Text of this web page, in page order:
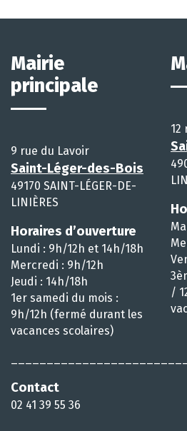
Mairie
principale
9 rue du Lavoir
Saint-Léger-des-Bois
49170 SAINT-LÉGER-DE-
LINIÈRES
Horaires d’ouverture
Lundi : 9h/12h et 14h/18h
Mercredi : 9h/12h
Jeudi : 14h/18h
1er samedi du mois :
9h/12h (fermé durant les
vacances scolaires)
Contact
02 41 39 55 36
12
/